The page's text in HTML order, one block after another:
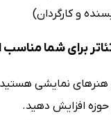
برای شما
و هنرهای نمایشی
افزایش دهید.